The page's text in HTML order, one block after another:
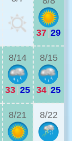
37|29
8/14
33|25
8/15
34|25
8/21 8/22